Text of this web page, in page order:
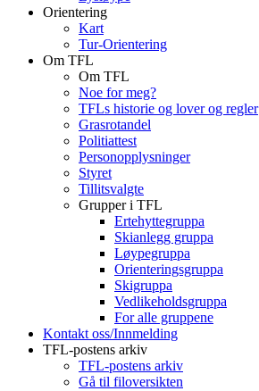
Orientering
Kart
Tur-Orientering
Om TFL
Om TFL
Noe for meg?
TFLs historie og lover og regler
Grasrotandel
Politiattest
Personopplysninger
Styret
Tillitsvalgte
Grupper i TFL
Ertehyttegruppa
Skianlegg gruppa
Løypegruppa
Orienteringsgruppa
Skigruppa
Vedlikeholdsgruppa
For alle gruppene
Kontakt oss/Innmelding
TFL-postens arkiv
TFL-postens arkiv
Gå til filoversikten